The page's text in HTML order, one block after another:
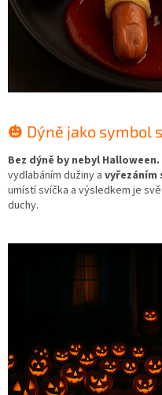
🎃 Dýně jako symbol
Bez dýně by nebyl Halloween.
vydlabáním dužiny a
umístí svíčka a výsledkem je
duchy.